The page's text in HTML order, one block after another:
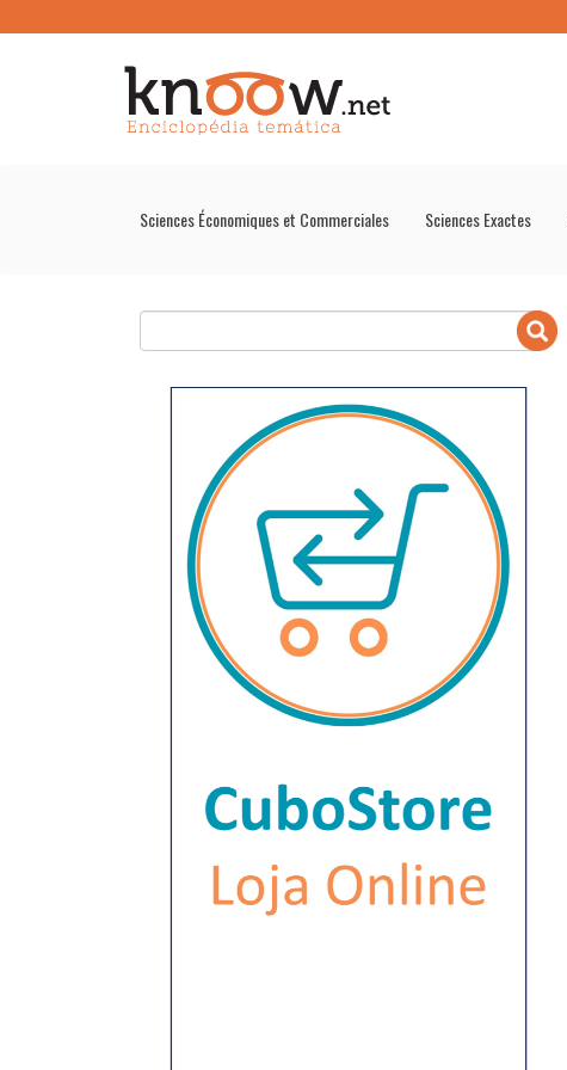
Sciences Économiques et Commerciales Sciences Exactes